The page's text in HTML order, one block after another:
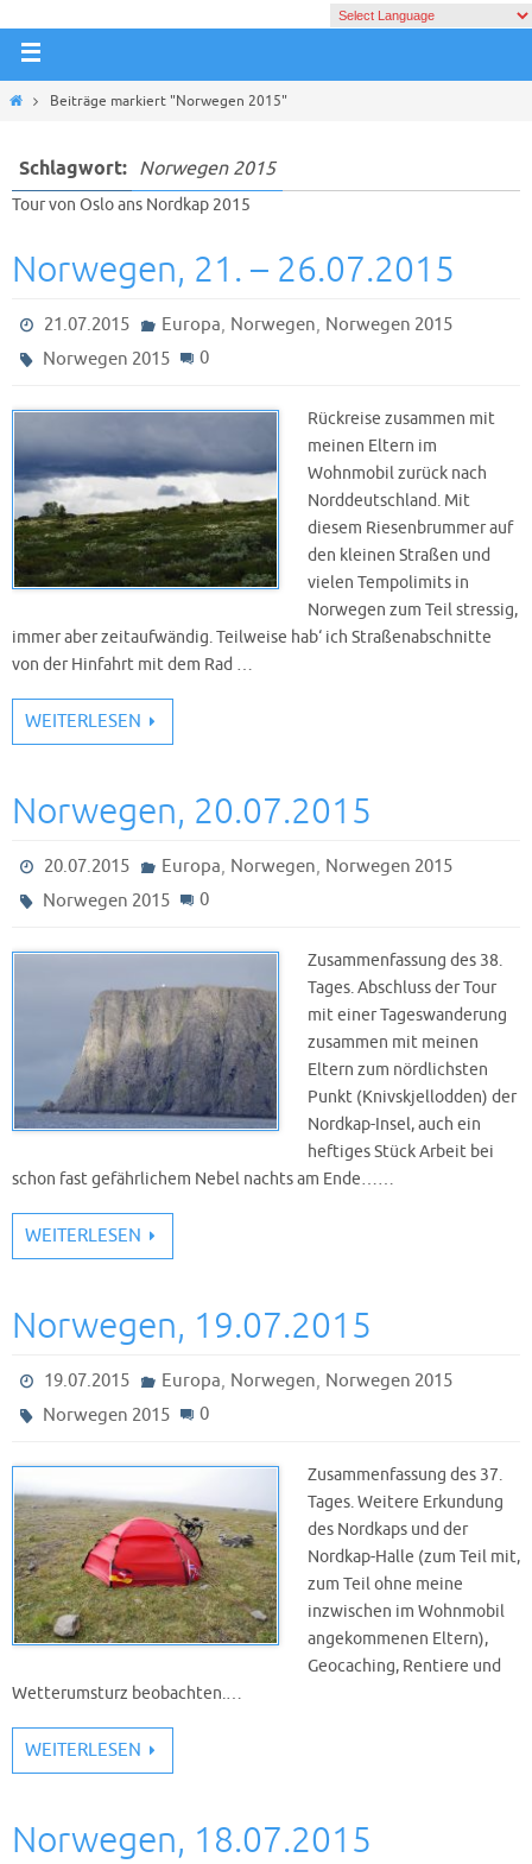
Beiträge markiert "Norwegen 2015"
Schlagwort: Norwegen 2015
Tour von Oslo ans Nordkap 2015
Norwegen, 21. – 26.07.2015
21.07.2015 Europa, Norwegen, Norwegen 2015
Norwegen 2015
0
Rückreise zusammen mit
meinen Eltern im
Wohnmobil zurück nach
Norddeutschland. Mit
diesem Riesenbrummer auf
den kleinen Straßen und
vielen Tempolimits in
Norwegen zum Teil stressig,
immer aber zeitaufwändig. Teilweise hab‘ ich Straßenabschnitte
von der Hinfahrt mit dem Rad …
WEITERLESEN
Norwegen, 20.07.2015
20.07.2015 Europa, Norwegen, Norwegen 2015
Norwegen 2015
0
Zusammenfassung des 38.
Tages. Abschluss der Tour
mit einer Tageswanderung
zusammen mit meinen
Eltern zum nördlichsten
Punkt (Knivskjellodden) der
Nordkap-Insel, auch ein
heftiges Stück Arbeit bei
schon fast gefährlichem Nebel nachts am Ende……
WEITERLESEN
Norwegen, 19.07.2015
19.07.2015 Europa, Norwegen, Norwegen 2015
Norwegen 2015
0
Zusammenfassung des 37.
Tages. Weitere Erkundung
des Nordkaps und der
Nordkap-Halle (zum Teil mit,
zum Teil ohne meine
inzwischen im Wohnmobil
angekommenen Eltern),
Geocaching, Rentiere und
Wetterumsturz beobachten.…
WEITERLESEN
Norwegen, 18.07.2015